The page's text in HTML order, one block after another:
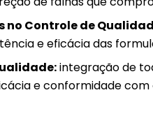
no Controle de
e eficácia das
integração de
e conformidade com